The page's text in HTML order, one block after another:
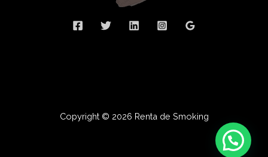
Copyright © 2026 Renta de Smoking